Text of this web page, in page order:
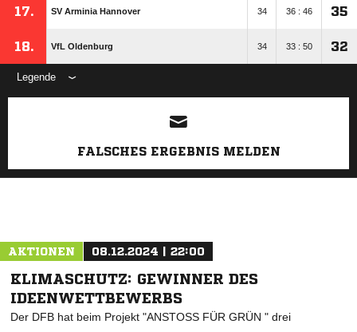
17. SV Arminia Hannover 34 36 : 46 35
18. VfL Oldenburg 34 33 : 50 32
Legende
ANZEIGE
FALSCHES ERGEBNIS MELDEN
AKTIONEN 08.12.2024 | 22:00
KLIMASCHUTZ: GEWINNER DES
IDEENWETTBEWERBS
Der DFB hat beim Projekt "ANSTOSS FÜR GRÜN " drei